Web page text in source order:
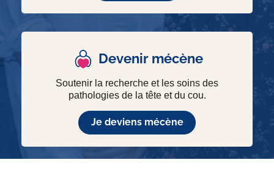
Devenir mécène
Soutenir la recherche et les soins des
pathologies de la tête et du cou.
Je deviens mécène